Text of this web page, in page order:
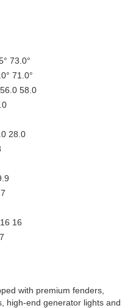
73.0°
71.0°
58.0
28.0
16
with premium fenders,
high-end generator lights and